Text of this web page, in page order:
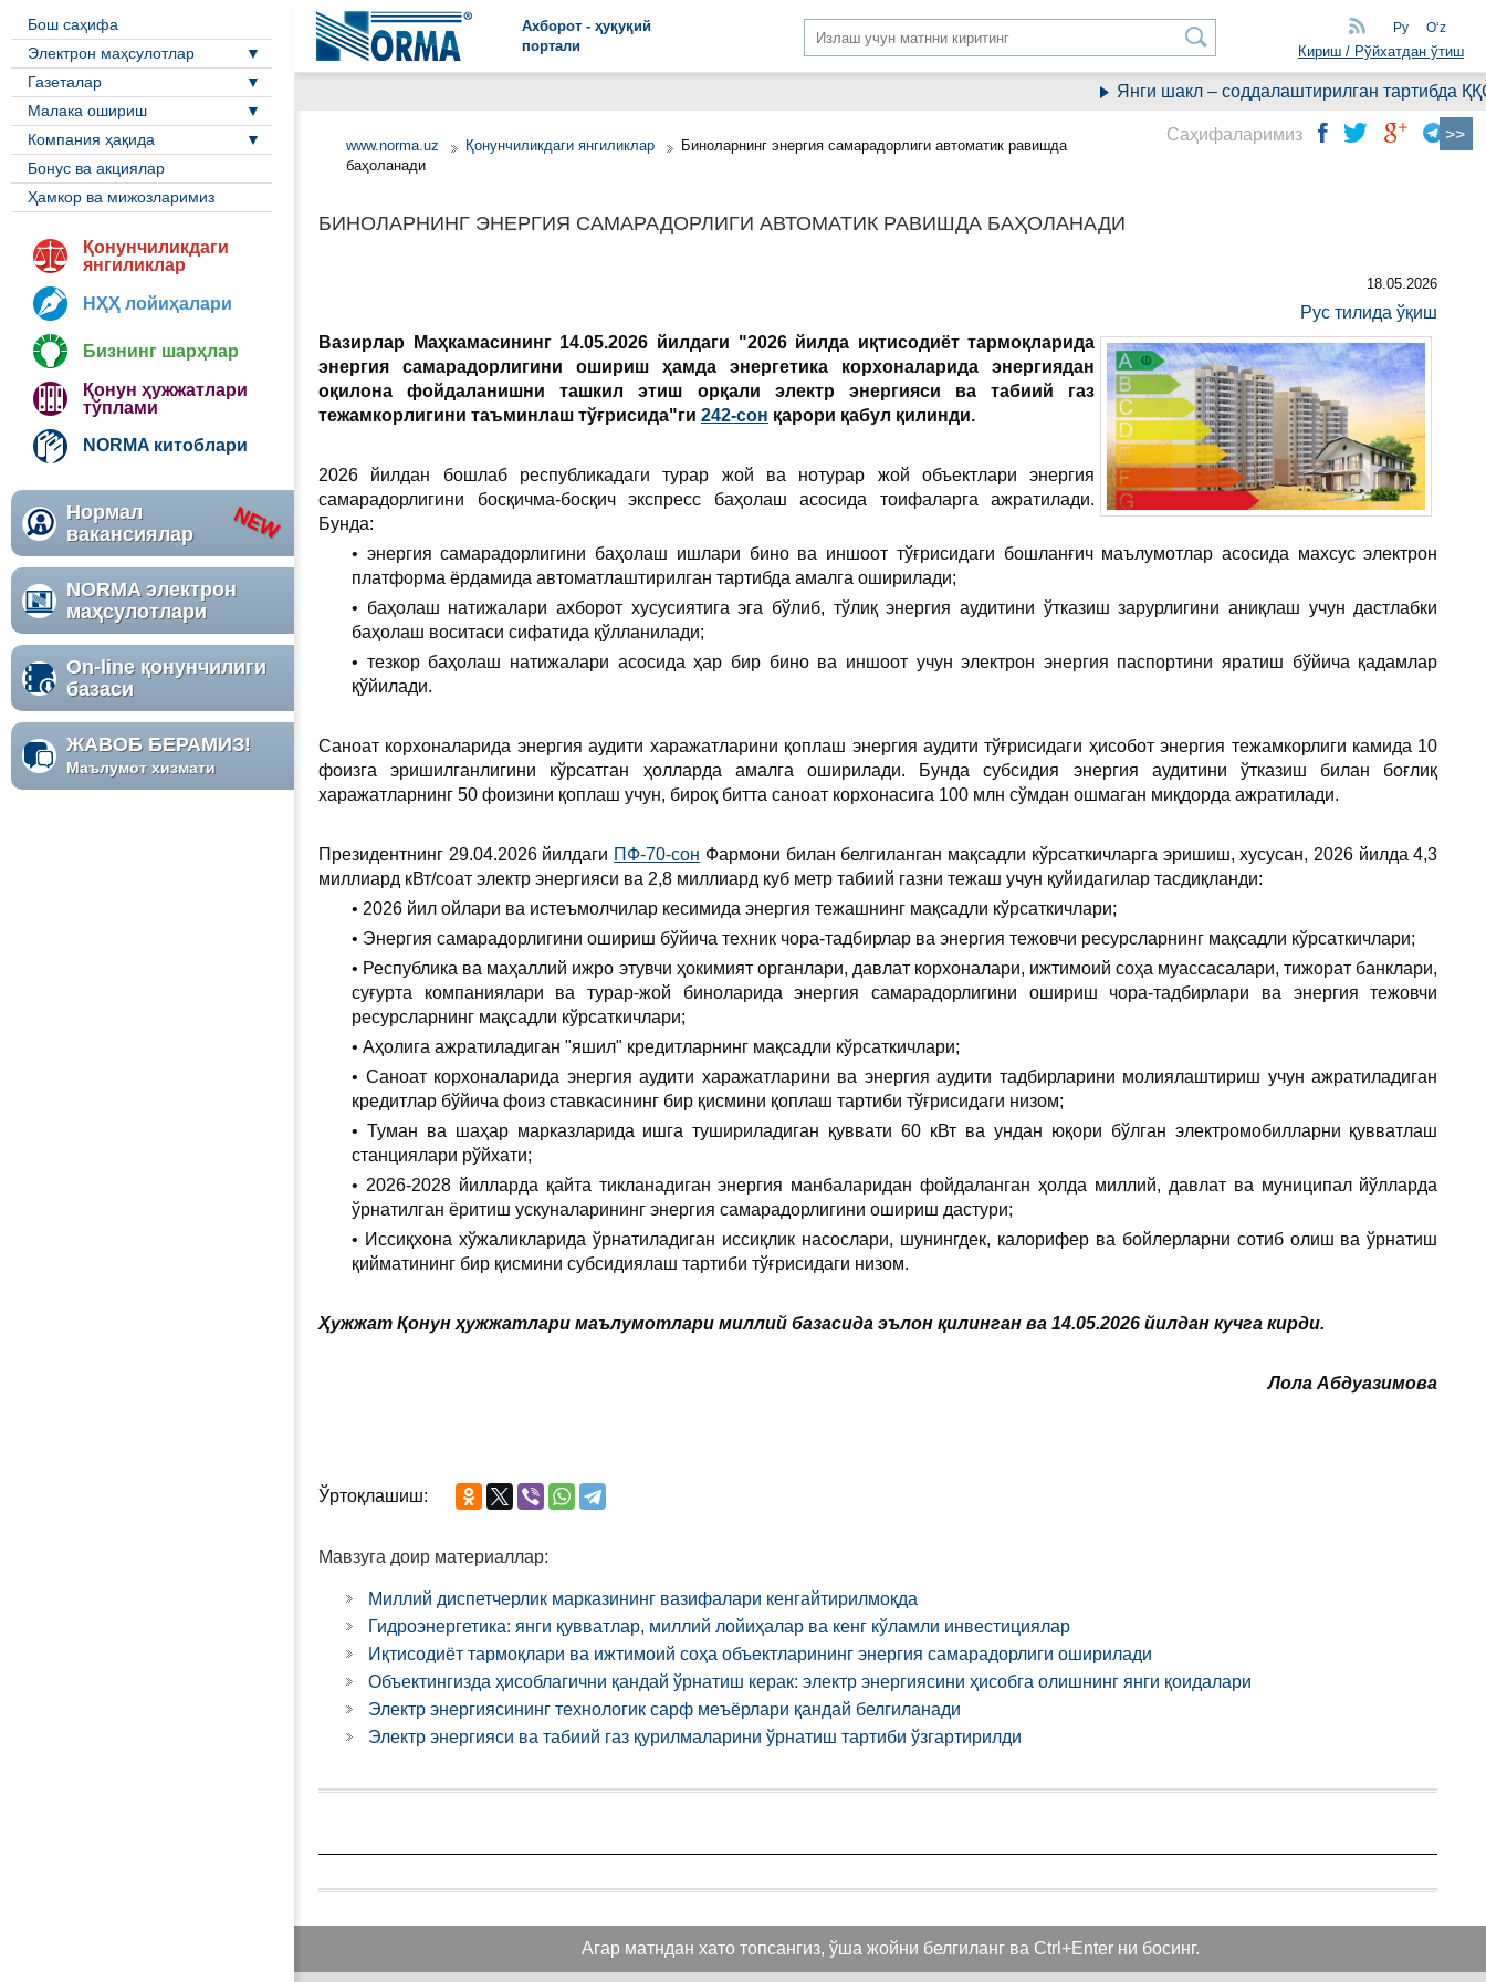
Aхборот - ҳуқуқий
портали
Ру Oʻz
Кириш / Рўйхатдан ўтиш
Бош саҳифа
Электрон маҳсулотлар
Газеталар
Малака ошириш
Компания ҳақида
Бонус ва акциялар
Ҳамкор ва мижозларимиз
Қонунчиликдаги
янгиликлар
НҲҲ лойиҳалари
Бизнинг шарҳлар
Қонун ҳужжатлари
тўплами
NORMA китоблари
Нормал
вакансиялар
NORMA электрон
маҳсулотлари
On-line қонунчилиги
базаси
ЖАВОБ БЕРАМИЗ!
Маълумот хизмати
Янги шакл – соддалаштирилган тартибда ҚҚС
www.norma.uz Қонунчиликдаги янгиликлар
Биноларнинг энергия самарадорлиги автоматик равишда
баҳоланади
БИНОЛАРНИНГ ЭНЕРГИЯ САМАРАДОРЛИГИ АВТОМАТИК РАВИШДА БАҲОЛАНАДИ
18.05.2026
Рус тилида ўқиш
Вазирлар Маҳкамасининг 14.05.2026 йилдаги "2026 йилда иқтисодиёт тармоқларида
энергия самарадорлигини ошириш ҳамда энергетика корхоналарида энергиядан
оқилона фойдаланишни ташкил этиш орқали электр энергияси ва табиий газ
тежамкорлигини таъминлаш тўғрисида"ги 242-сон қарори қабул қилинди.
2026 йилдан бошлаб республикадаги турар жой ва нотурар жой объектлари энергия
самарадорлигини босқичма-босқич экспресс баҳолаш асосида тоифаларга ажратилади.
Бунда:
• энергия самарадорлигини баҳолаш ишлари бино ва иншоот тўғрисидаги бошланғич маълумотлар асосида махсус электрон
платформа ёрдамида автоматлаштирилган тартибда амалга оширилади;
• баҳолаш натижалари ахборот хусусиятига эга бўлиб, тўлиқ энергия аудитини ўтказиш зарурлигини аниқлаш учун дастлабки
баҳолаш воситаси сифатида қўлланилади;
• тезкор баҳолаш натижалари асосида ҳар бир бино ва иншоот учун электрон энергия паспортини яратиш бўйича қадамлар
қўйилади.
Саноат корхоналарида энергия аудити харажатларини қоплаш энергия аудити тўғрисидаги ҳисобот энергия тежамкорлиги камида 10
фоизга эришилганлигини кўрсатган ҳолларда амалга оширилади. Бунда субсидия энергия аудитини ўтказиш билан боғлиқ
харажатларнинг 50 фоизини қоплаш учун, бироқ битта саноат корхонасига 100 млн сўмдан ошмаган миқдорда ажратилади.
Президентнинг 29.04.2026 йилдаги ПФ-70-сон Фармони билан белгиланган мақсадли кўрсаткичларга эришиш, хусусан, 2026 йилда 4,3
миллиард кВт/соат электр энергияси ва 2,8 миллиард куб метр табиий газни тежаш учун қуйидагилар тасдиқланди:
• 2026 йил ойлари ва истеъмолчилар кесимида энергия тежашнинг мақсадли кўрсаткичлари;
• Энергия самарадорлигини ошириш бўйича техник чора-тадбирлар ва энергия тежовчи ресурсларнинг мақсадли кўрсаткичлари;
• Республика ва маҳаллий ижро этувчи ҳокимият органлари, давлат корхоналари, ижтимоий соҳа муассасалари, тижорат банклари,
суғурта компаниялари ва турар-жой биноларида энергия самарадорлигини ошириш чора-тадбирлари ва энергия тежовчи
ресурсларнинг мақсадли кўрсаткичлари;
• Аҳолига ажратиладиган "яшил" кредитларнинг мақсадли кўрсаткичлари;
• Саноат корхоналарида энергия аудити харажатларини ва энергия аудити тадбирларини молиялаштириш учун ажратиладиган
кредитлар бўйича фоиз ставкасининг бир қисмини қоплаш тартиби тўғрисидаги низом;
• Туман ва шаҳар марказларида ишга тушириладиган қуввати 60 кВт ва ундан юқори бўлган электромобилларни қувватлаш
станциялари рўйхати;
• 2026-2028 йилларда қайта тикланадиган энергия манбаларидан фойдаланган ҳолда миллий, давлат ва муниципал йўлларда
ўрнатилган ёритиш ускуналарининг энергия самарадорлигини ошириш дастури;
• Иссиқхона хўжаликларида ўрнатиладиган иссиқлик насослари, шунингдек, калорифер ва бойлерларни сотиб олиш ва ўрнатиш
қийматининг бир қисмини субсидиялаш тартиби тўғрисидаги низом.
Ҳужжат Қонун ҳужжатлари маълумотлари миллий базасида эълон қилинган ва 14.05.2026 йилдан кучга кирди.
Лола Абдуазимова
Ўртоқлашиш:
Мавзуга доир материаллар:
Миллий диспетчерлик марказининг вазифалари кенгайтирилмоқда
Гидроэнергетика: янги қувватлар, миллий лойиҳалар ва кенг кўламли инвестициялар
Иқтисодиёт тармоқлари ва ижтимоий соҳа объектларининг энергия самарадорлиги оширилади
Объектингизда ҳисоблагични қандай ўрнатиш керак: электр энергиясини ҳисобга олишнинг янги қоидалари
Электр энергиясининг технологик сарф меъёрлари қандай белгиланади
Электр энергияси ва табиий газ қурилмаларини ўрнатиш тартиби ўзгартирилди
Саҳифаларимиз
Агар матндан хато топсангиз, ўша жойни белгиланг ва Ctrl+Enter ни босинг.